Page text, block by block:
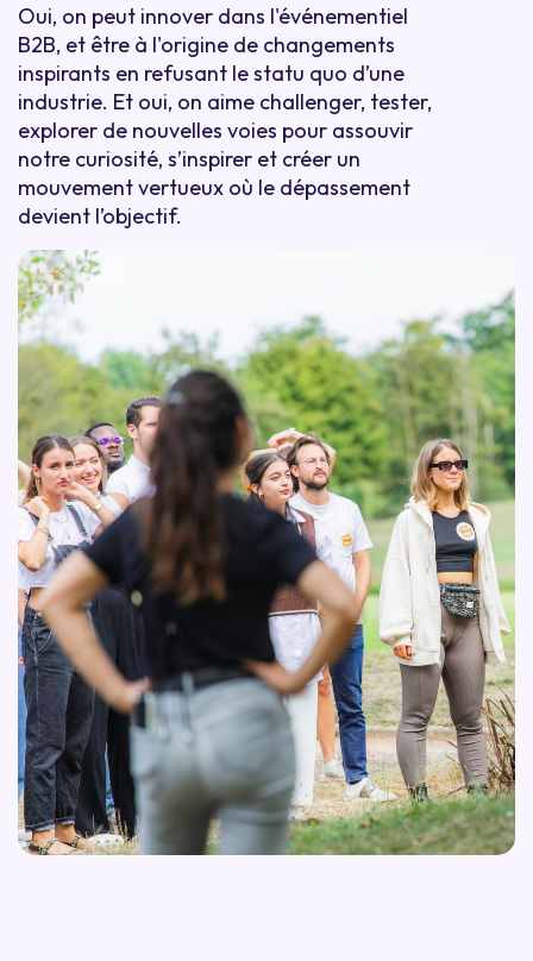
Oui, on peut innover dans l'événementiel
B2B, et être à l'origine de changements
inspirants en refusant le statu quo d’une
industrie. Et oui, on aime challenger, tester,
explorer de nouvelles voies pour assouvir
notre curiosité, s’inspirer et créer un
mouvement vertueux où le dépassement
devient l’objectif.